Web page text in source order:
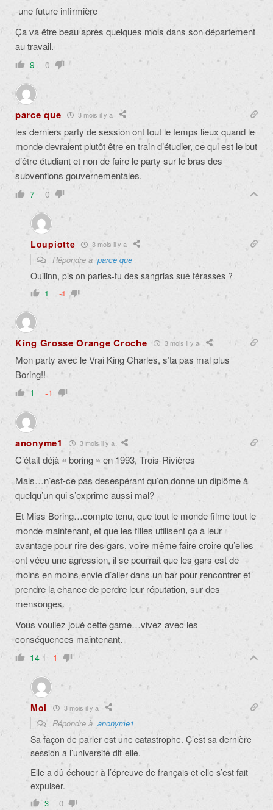
-une future infirmière
Ça va être beau après quelques mois dans son département
au travail.
9 0
parce que 3 mois il y a
les derniers party de session ont tout le temps lieux quand le
monde devraient plutôt être en train d’étudier, ce qui est le but
d’être étudiant et non de faire le party sur le bras des
subventions gouvernementales.
7 0
Loupiotte 3 mois il y a
Répondre àparce que
Ouiiinn, pis on parles-tu des sangrias sué térasses ?
1 -1
King Grosse Orange Croche 3 mois il y a
Mon party avec le Vrai King Charles, s’ta pas mal plus
Boring!!
1 -1
anonyme1 3 mois il y a
C’était déjà « boring » en 1993, Trois-Rivières
Mais…n’est-ce pas desespérant qu’on donne un diplôme à
quelqu’un qui s’exprime aussi mal?
Et Miss Boring…compte tenu, que tout le monde filme tout le
monde maintenant, et que les filles utilisent ça à leur
avantage pour rire des gars, voire même faire croire qu’elles
ont vécu une agression, il se pourrait que les gars est de
moins en moins envie d’aller dans un bar pour rencontrer et
prendre la chance de perdre leur réputation, sur des
mensonges.
Vous vouliez joué cette game…vivez avec les
conséquences maintenant.
14 -1
Moi 3 mois il y a
Répondre à anonyme1
Sa façon de parler est une catastrophe. Ç’est sa dernière
session a l’université dit-elle.
Elle a dû échouer à l’épreuve de français et elle s’est fait
expulser.
3 0